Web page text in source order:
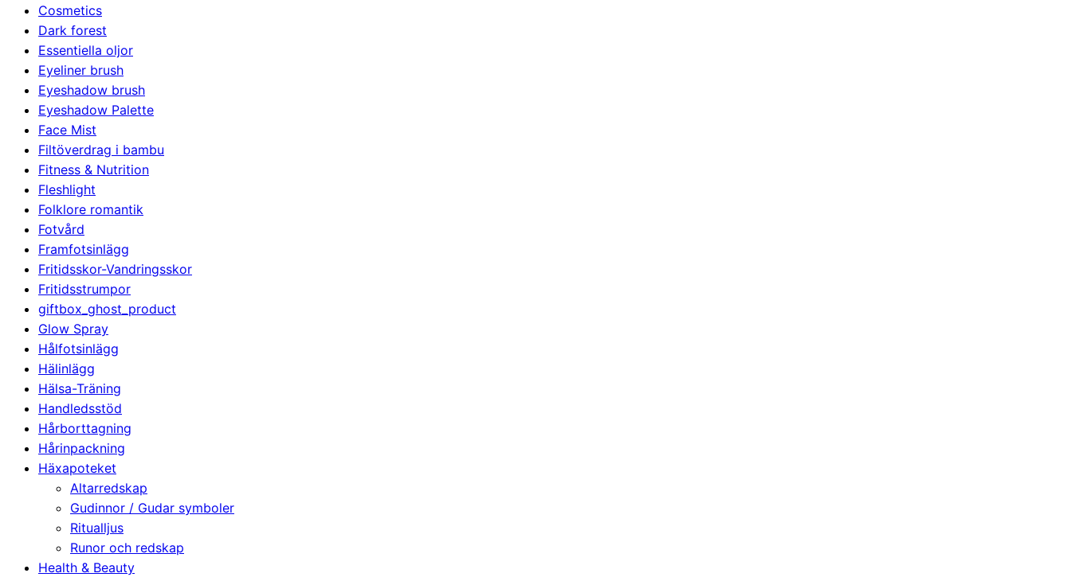
Cosmetics
Dark forest
Essentiella oljor
Eyeliner brush
Eyeshadow brush
Eyeshadow Palette
Face Mist
Filtöverdrag i bambu
Fitness & Nutrition
Fleshlight
Folklore romantik
Fotvård
Framfotsinlägg
Fritidsskor-Vandringsskor
Fritidsstrumpor
giftbox_ghost_product
Glow Spray
Hålfotsinlägg
Hälinlägg
Hälsa-Träning
Handledsstöd
Hårborttagning
Hårinpackning
Häxapoteket
Altarredskap
Gudinnor / Gudar symboler
Ritualljus
Runor och redskap
Health & Beauty